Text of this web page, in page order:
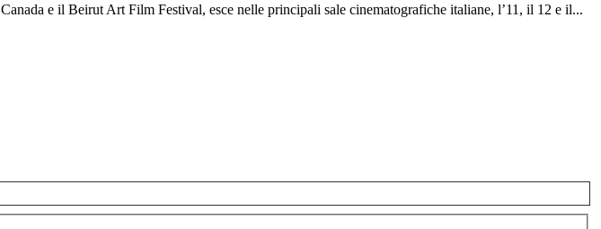
e il Beirut Art Film Festival, esce nelle principali sale cinematografiche italiane, l’11, il 12 e il...